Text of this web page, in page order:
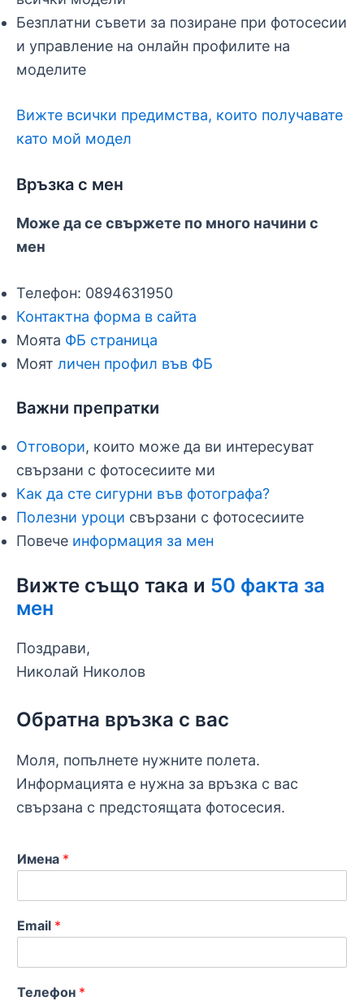
Безплатни съвети за позиране при фотосесии
и управление на онлайн профилите на
моделите
Вижте всички предимства, които получавате
като мой модел
Връзка с мен
Може да се свържете по много начини с
мен
Телефон: 0894631950
Контактна форма в сайта
Моята ФБ страница
Моят личен профил във ФБ
Важни препратки
Отговори, които може да ви интересуват
свързани с фотосесиите ми
Как да сте сигурни във фотографа?
Полезни уроци свързани с фотосесиите
Повече информация за мен
Вижте също така и 50 факта за
мен
Поздрави,
Николай Николов
Обратна връзка с вас
Моля, попълнете нужните полета.
Информацията е нужна за връзка с вас
свързана с предстоящата фотосесия.
Имена *
Email *
Телефон *